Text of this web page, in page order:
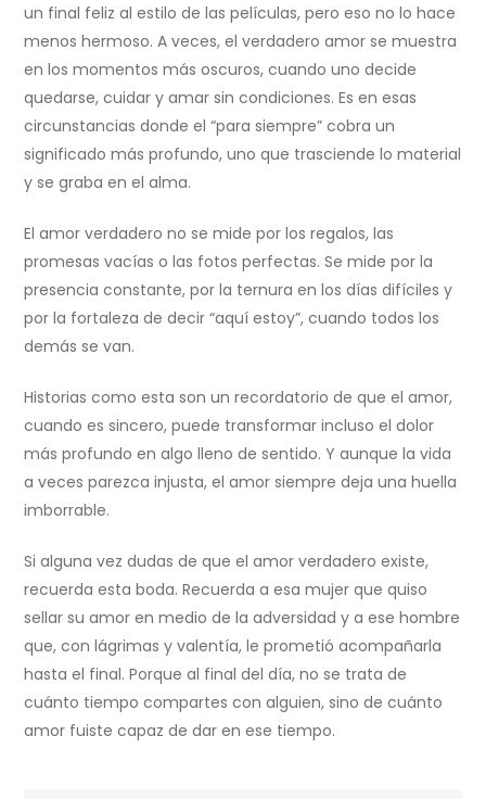
un final feliz al estilo de las películas, pero eso no lo hace
menos hermoso. A veces, el verdadero amor se muestra
en los momentos más oscuros, cuando uno decide
quedarse, cuidar y amar sin condiciones. Es en esas
circunstancias donde el “para siempre” cobra un
significado más profundo, uno que trasciende lo material
y se graba en el alma.
El amor verdadero no se mide por los regalos, las
promesas vacías o las fotos perfectas. Se mide por la
presencia constante, por la ternura en los días difíciles y
por la fortaleza de decir “aquí estoy”, cuando todos los
demás se van.
Historias como esta son un recordatorio de que el amor,
cuando es sincero, puede transformar incluso el dolor
más profundo en algo lleno de sentido. Y aunque la vida
a veces parezca injusta, el amor siempre deja una huella
imborrable.
Si alguna vez dudas de que el amor verdadero existe,
recuerda esta boda. Recuerda a esa mujer que quiso
sellar su amor en medio de la adversidad y a ese hombre
que, con lágrimas y valentía, le prometió acompañarla
hasta el final. Porque al final del día, no se trata de
cuánto tiempo compartes con alguien, sino de cuánto
amor fuiste capaz de dar en ese tiempo.